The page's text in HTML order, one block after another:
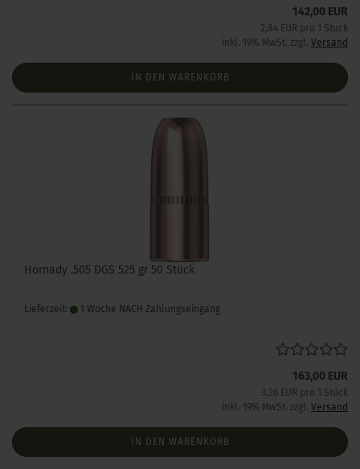
142,00 EUR
2,84 EUR pro 1 Stück
inkl. 19% MwSt. zzgl. Versand
IN DEN WARENKORB
Hornady .505 DGS 525 gr 50 Stück
Lieferzeit: 1 Woche NACH Zahlungseingang
163,00 EUR
3,26 EUR pro 1 Stück
inkl. 19% MwSt. zzgl. Versand
IN DEN WARENKORB